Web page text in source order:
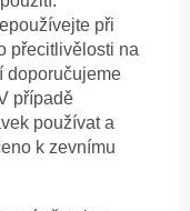
při
přecitlivělosti na
doporučujeme
případě
používat a
k zevnímu